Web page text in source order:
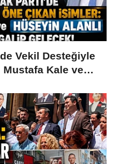
Vekil Desteğiyle
Mustafa Kale ve